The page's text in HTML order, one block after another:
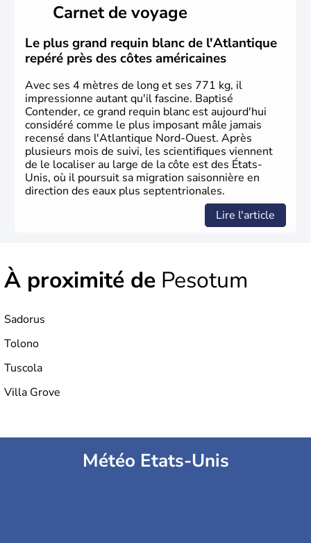
Plusieurs populations se sont succédées avant l'arrivée
des européens, suite à la découverte du continent par
Christophe Colomb en 1492. Les 13 colonies
britanniques proclament la Déclaration d'indépendance
en 1776 et adoptent leur première constitution en 1787.
La conquête de l'Ouest marque ensuite l'entrée dans une
phase de développement intense.
Carnet de voyage
Le plus grand requin blanc de l'Atlantique
repéré près des côtes américaines
Avec ses 4 mètres de long et ses 771 kg, il
impressionne autant qu'il fascine. Baptisé
Contender, ce grand requin blanc est aujourd'hui
considéré comme le plus imposant mâle jamais
recensé dans l'Atlantique Nord-Ouest. Après
plusieurs mois de suivi, les scientifiques viennent
de le localiser au large de la côte est des États-
Unis, où il poursuit sa migration saisonnière en
direction des eaux plus septentrionales.
Lire l'article
À proximité de Pesotum
Sadorus
Tolono
Tuscola
Villa Grove
Météo Etats-Unis